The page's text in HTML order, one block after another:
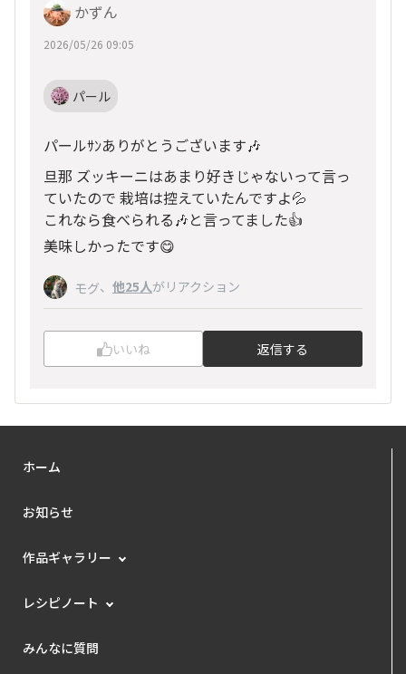
かずん
2026/05/26 09:05
パール
パールｻﾝありがとうございます🎶
旦那 ズッキーニはあまり好きじゃないって言っ
ていたので 栽培は控えていたんですよ💦
これなら食べられる🎶と言ってました👍
美味しかったです😋
モグ、 他25人がリアクション
いいね 返信する
ホーム
お知らせ
作品ギャラリー
レシピノート
みんなに質問